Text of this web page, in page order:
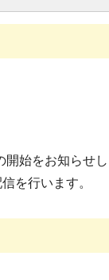
始をお知らせ
信を行います。